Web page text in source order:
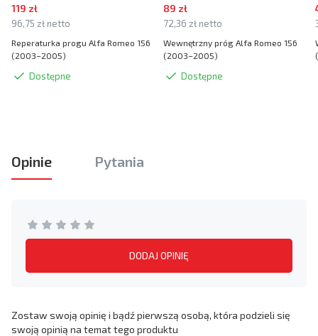
119 zł
96,75 zł netto
Reperaturka progu Alfa Romeo 156
(2003–2005)
Dostępne
89 zł
72,36 zł netto
Wewnętrzny próg Alfa Romeo 156
(2003–2005)
Dostępne
Opinie Pytania
DODAJ OPINIĘ
Zostaw swoją opinię i bądź pierwszą osobą, która podzieli się
swoją opinią na temat tego produktu